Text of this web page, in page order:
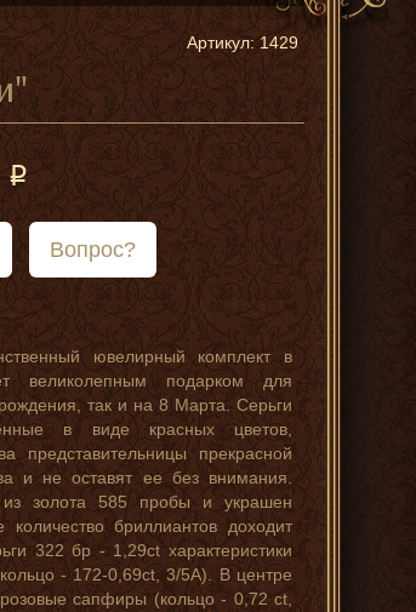
Артикул: 1429
Вопрос?
ювелирный комплект в
великолепным подарком для
так и на 8 Марта. Серьги
в виде красных цветов,
представительницы прекрасной
и не оставят ее без внимания.
из золота 585 пробы и украшен
бриллиантов доходит
322 бр - 1,29ct характеристики
- 172-0,69ct, 3/5А). В центре
сапфиры (кольцо - 0,72 ct,